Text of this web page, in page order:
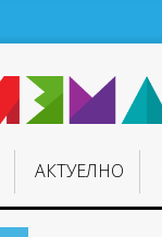
АКТУЕЛНО